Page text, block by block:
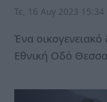
Τε, 16 Αυγ 2023 15:34
Ένα
Εθνική Οδό